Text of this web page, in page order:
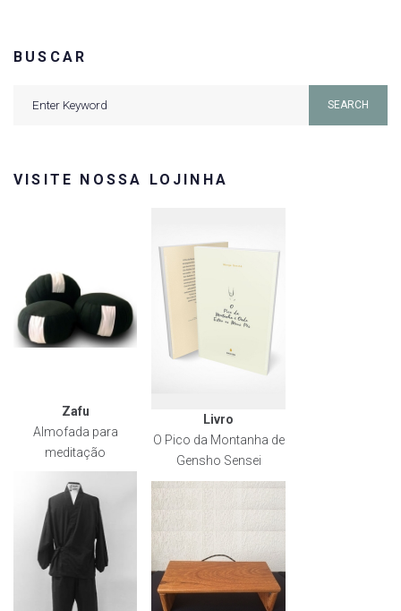
BUSCAR
SEARCH
VISITE NOSSA LOJINHA
Zafu
Almofada para
meditação
Livro
O Pico da Montanha de
Gensho Sensei